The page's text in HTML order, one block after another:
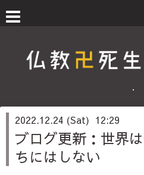
・
2022.12.24 (Sat) 12:29
ブログ更新：世界
ちにはしない